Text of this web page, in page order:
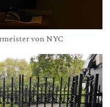
von NYC